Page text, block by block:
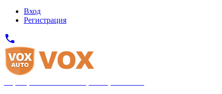
Вход
Регистрация
phone